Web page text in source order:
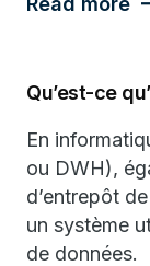
Qu’est-ce
En
ou DWH),
d’entrepôt
un système
de données.